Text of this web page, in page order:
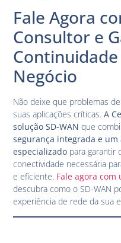
Fale Agora
Consultor e
Continuidade
Negócio
Não deixe que problemas
suas aplicações críticas.A
solução SD-WAN que
segurança integrada e
especializado para garantir
conectividade necessária
e eficiente. Fale agora
descubra como o SD-WAN
experiência de rede da sua